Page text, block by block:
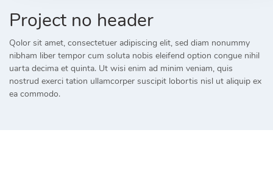
Project no header
Qolor sit amet, consectetuer adipiscing elit, sed diam nonummy
nibham liber tempor cum soluta nobis eleifend option congue nihil
uarta decima et quinta. Ut wisi enim ad minim veniam, quis
nostrud exerci tation ullamcorper suscipit lobortis nisl ut aliquip ex
ea commodo.